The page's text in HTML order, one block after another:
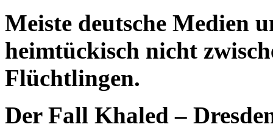
Meiste deutsche Medien
heimtückisch nicht
Flüchtlingen.
Der Fall Khaled –